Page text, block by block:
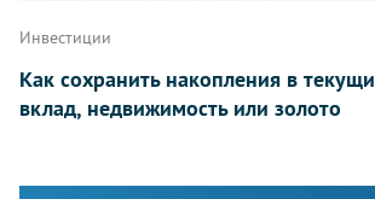
Инвестиции
Как сохранить накопления в
вклад, недвижимость или золото